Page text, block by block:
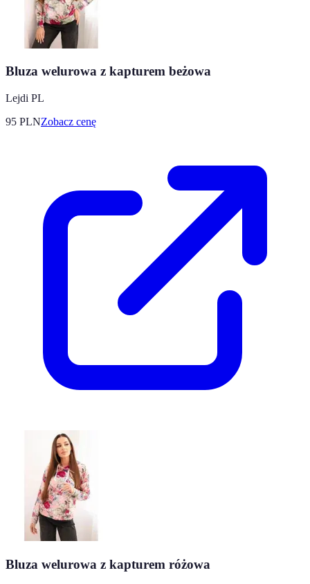
Bluza welurowa z kapturem beżowa
Lejdi PL
95 PLNZobacz cenę
Bluza welurowa z kapturem różowa